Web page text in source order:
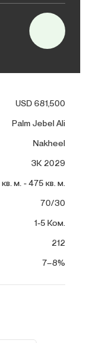
USD 681,500
Palm Jebel Ali
Nakheel
3К 2029
кв. м. - 475 кв. м.
70/30
1-5 Ком.
212
7–8%